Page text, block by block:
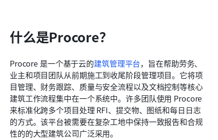
什么是Procore？
Procore 是一个基于云的建筑管理平台，旨在帮助劳务、
业主和项目团队从前期施工到收尾阶段管理项目。它将项
目管理、财务跟踪、质量与安全流程以及文档控制等核心
建筑工作流程集中在一个系统中。许多团队使用 Procore
来标准化跨多个项目处理 RFI、提交物、图纸和每日日志
的方式。该平台被需要在复杂工地中保持一致报告和合规
性的的大型建筑公司广泛采用。